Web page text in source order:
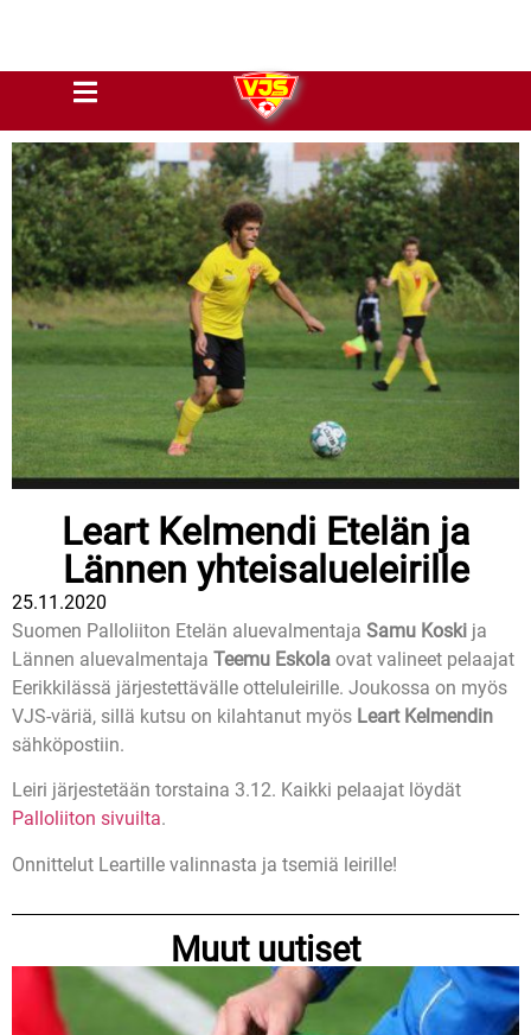
Leart Kelmendi Etelän ja
Lännen yhteisalueleirille
25.11.2020
Suomen Palloliiton Etelän aluevalmentaja Samu Koski ja
Lännen aluevalmentaja Teemu Eskola ovat valineet pelaajat
Eerikkilässä järjestettävälle otteluleirille. Joukossa on myös
VJS-väriä, sillä kutsu on kilahtanut myös Leart Kelmendin
sähköpostiin.
Leiri järjestetään torstaina 3.12. Kaikki pelaajat löydät
Palloliiton sivuilta.
Onnittelut Leartille valinnasta ja tsemiä leirille!
Muut uutiset